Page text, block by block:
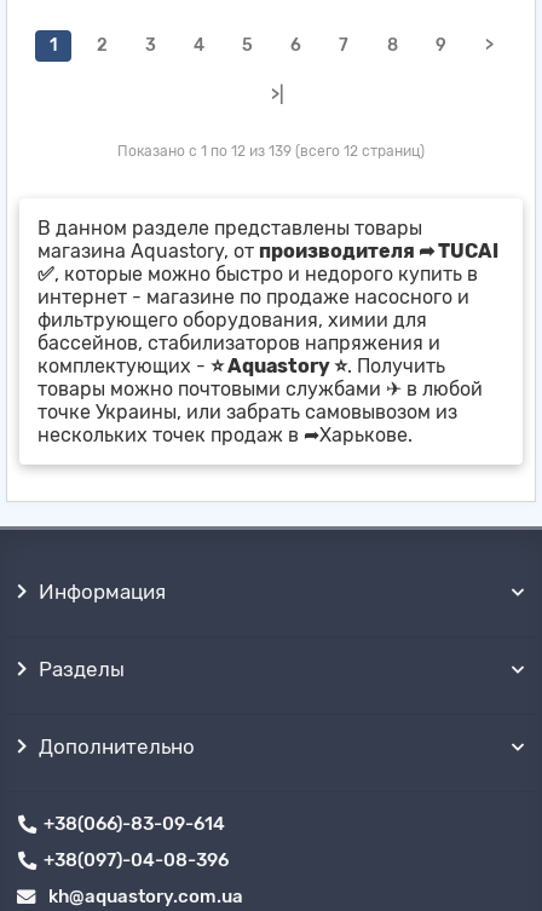
1 2 3 4 5 6 7 8 9 >
>|
Показано с 1 по 12 из 139 (всего 12 страниц)
В данном разделе представлены товары
магазина Aquastory, от производителя ➦ TUCAI
✅, которые можно быстро и недорого купить в
интернет - магазине по продаже насосного и
фильтрующего оборудования, химии для
бассейнов, стабилизаторов напряжения и
комплектующих - ⭐ Aquastory ⭐. Получить
товары можно почтовыми службами ✈ в любой
точке Украины, или забрать самовывозом из
нескольких точек продаж в ➦Харькове.
Информация
Разделы
Дополнительно
+38(066)-83-09-614
+38(097)-04-08-396
kh@aquastory.com.ua